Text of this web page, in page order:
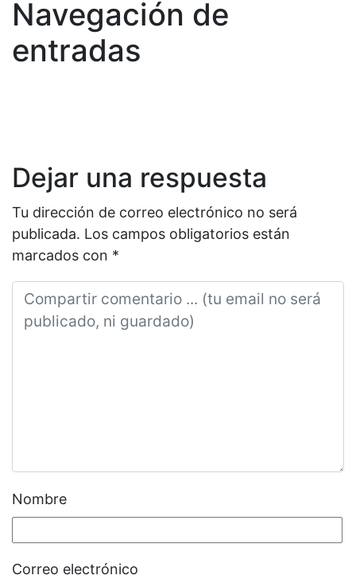
Navegación de
entradas
Dejar una respuesta
Tu dirección de correo electrónico no será
publicada. Los campos obligatorios están
marcados con *
Nombre
Correo electrónico